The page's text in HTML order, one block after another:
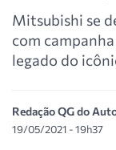
Mitsubishi se
com
legado do
Redação QG do
19/05/2021 - 19h37